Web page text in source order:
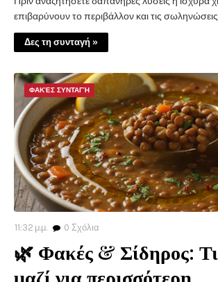
επιβαρύνουν το περιβάλλον και τις
Δες τη συνταγή »
ΦΑΚΈΣ ΣΥΝΤΑΓΉ
11:32 μ.μ. 0 Σχόλια
🌿 Φακές & Σίδηρος:
μαζί για περισσότερη